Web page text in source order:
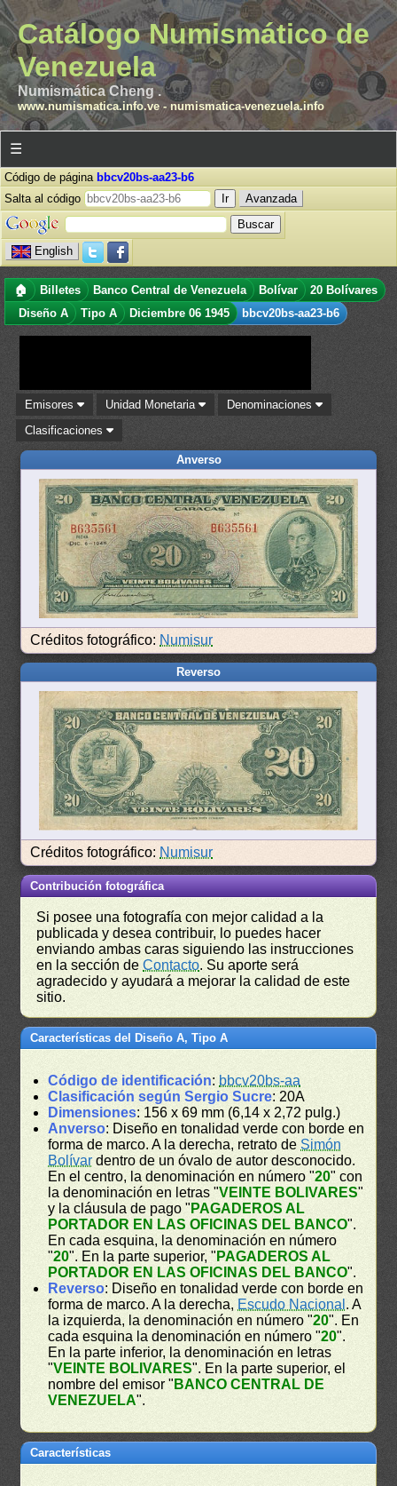
Catálogo Numismático de
Venezuela
Numismática Cheng .
www.numismatica.info.ve- numismatica-venezuela.info
☰
Código de página bbcv20bs-aa23-b6
Salta al código
Avanzada
English
🏠 Billetes Banco Central de Venezuela Bolívar
20 Bolívares
Diseño A
Tipo A Diciembre 06 1945 bbcv20bs-aa23-b6
Emisores Unidad Monetaria
Denominaciones
Clasificaciones
Anverso
Créditos fotográfico: Numisur
Reverso
Créditos fotográfico: Numisur
Contribución fotográfica
Si posee una fotografía con mejor calidad a la
publicada y desea contribuir, lo puedes hacer
enviando ambas caras siguiendo las instrucciones
en la sección deContacto. Su aporte será
agradecido y ayudará a mejorar la calidad de este
sitio.
Características del Diseño A, Tipo A
Código de identificación: bbcv20bs-aa
Clasificación según Sergio Sucre: 20A
Dimensiones: 156 x 69 mm (6,14 x 2,72 pulg.)
Anverso: Diseño en tonalidad verde con borde en
forma de marco. A la derecha, retrato de Simón
Bolívar dentro de un óvalo de autor desconocido.
En el centro, la denominación en número "20" con
la denominación en letras "VEINTE BOLIVARES"
y la cláusula de pago " PAGADEROS AL
PORTADOR EN LAS OFICINAS DEL BANCO".
En cada esquina, la denominación en número
"20". En la parte superior, " PAGADEROS AL
PORTADOR EN LAS OFICINAS DEL BANCO".
Reverso: Diseño en tonalidad verde con borde en
forma de marco. A la derecha, Escudo Nacional . A
la izquierda, la denominación en número "20". En
cada esquina la denominación en número "20".
En la parte inferior, la denominación en letras
"VEINTE BOLIVARES". En la parte superior, el
nombre del emisor " BANCO CENTRAL DE
VENEZUELA".
Características